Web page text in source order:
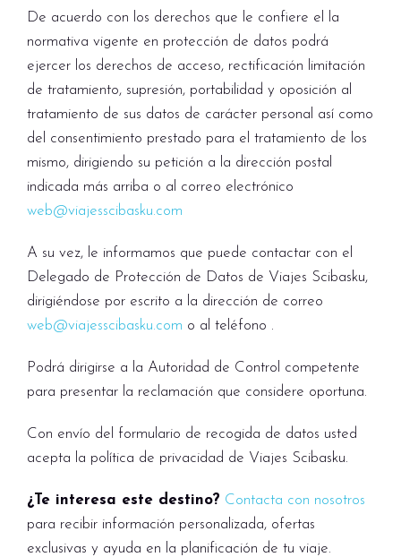
De acuerdo con los derechos que le confiere el la
normativa vigente en protección de datos podrá
ejercer los derechos de acceso, rectificación limitación
de tratamiento, supresión, portabilidad y oposición al
tratamiento de sus datos de carácter personal así como
del consentimiento prestado para el tratamiento de los
mismo, dirigiendo su petición a la dirección postal
indicada más arriba o al correo electrónico
web@viajesscibasku.com
A su vez, le informamos que puede contactar con el
Delegado de Protección de Datos de Viajes Scibasku,
dirigiéndose por escrito a la dirección de correo
web@viajesscibasku.com o al teléfono .
Podrá dirigirse a la Autoridad de Control competente
para presentar la reclamación que considere oportuna.
Con envío del formulario de recogida de datos usted
acepta la política de privacidad de Viajes Scibasku.
¿Te interesa este destino? Contacta con nosotros
para recibir información personalizada, ofertas
exclusivas y ayuda en la planificación de tu viaje.